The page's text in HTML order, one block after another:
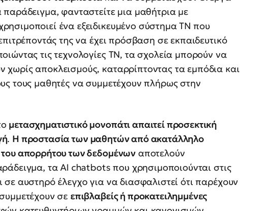
φανταστείτε μια μαθήτρια με
ένα εξειδικευμένο σύστημα ΤΝ που
της να έχει πρόσβαση σε εκπαιδευτικό
τις τεχνολογίες ΤΝ, τα σχολεία μπορούν να
χωρίς αποκλεισμούς, καταρρίπτοντας τα εμπόδια και
τους μαθητές να συμμετέχουν πλήρως στην
μετασχηματιστικό μονοπάτι απαιτεί προσεκτική
. Η προστασία των μαθητών από ακατάλληλο
απορρήτου των δεδομένων αποτελούν
τα AI chatbots που χρησιμοποιούνται στις
σε αυστηρό έλεγχο για να διασφαλιστεί ότι παρέχουν
σε επιβλαβείς ή προκατειλημμένες